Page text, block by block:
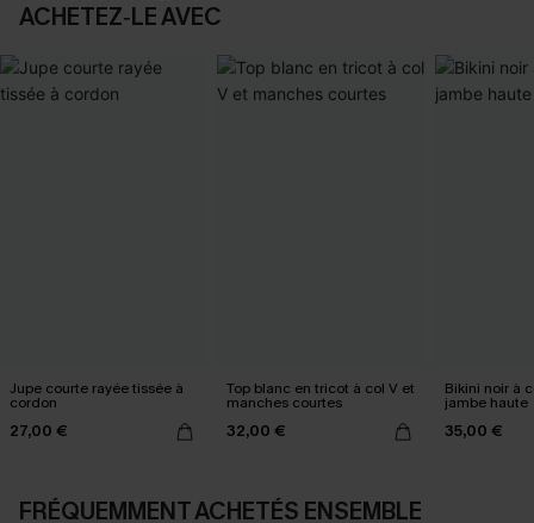
ACHETEZ‑LE AVEC
Jupe courte rayée tissée à
cordon
27,00 €
Top blanc en tricot à col V et
manches courtes
32,00 €
Bikini noir à
jambe haute
35,00 €
FRÉQUEMMENT ACHETÉS ENSEMBLE